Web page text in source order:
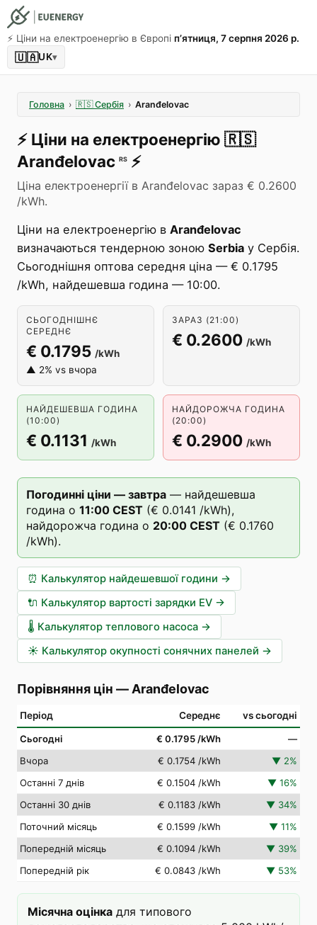
⚡️ Ціни на електроенергію в Європі пʼятниця, 7 серпня 2026 р.
🇺🇦UK▾
Головна › 🇷🇸 Сербія › Aranđelovac
⚡️ Ціни на електроенергію 🇷🇸
Aranđelovac RS ⚡️
Ціна електроенергії в Aranđelovac зараз € 0.2600
/kWh.
Ціни на електроенергію в Aranđelovac
визначаються тендерною зоною Serbia у Сербія.
Сьогоднішня оптова середня ціна — € 0.1795
/kWh, найдешевша година — 10:00.
СЬОГОДНІШНЄ
СЕРЕДНЄ
€ 0.1795 /kWh
▲ 2% vs вчора
ЗАРАЗ (21:00)
€ 0.2600 /kWh
НАЙДЕШЕВША ГОДИНА
(10:00)
€ 0.1131 /kWh
НАЙДОРОЖЧА ГОДИНА
(20:00)
€ 0.2900 /kWh
Погодинні ціни — завтра — найдешевша
година о 11:00 CEST (€ 0.0141 /kWh),
найдорожча година о 20:00 CEST (€ 0.1760
/kWh).
⏰ Калькулятор найдешевшої години →
🔌 Калькулятор вартості зарядки EV →
🌡️ Калькулятор теплового насоса →
☀️ Калькулятор окупності сонячних панелей →
Порівняння цін — Aranđelovac
Період Середнє vs сьогодні
Сьогодні € 0.1795 /kWh
—
Вчора
€ 0.1754 /kWh ▼ 2%
Останні 7 днів
€ 0.1504 /kWh ▼ 16%
Останні 30 днів
€ 0.1183 /kWh ▼ 34%
Поточний місяць
€ 0.1599 /kWh ▼ 11%
Попередній місяць
€ 0.1094 /kWh ▼ 39%
Попередній рік
€ 0.0843 /kWh ▼ 53%
Місячна оцінка для типового